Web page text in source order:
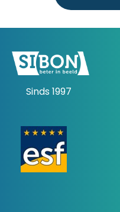
Sinds 1997